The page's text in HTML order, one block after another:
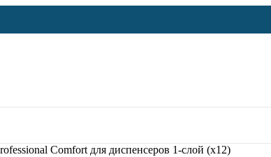
Comfort для диспенсеров 1-слой (х12)